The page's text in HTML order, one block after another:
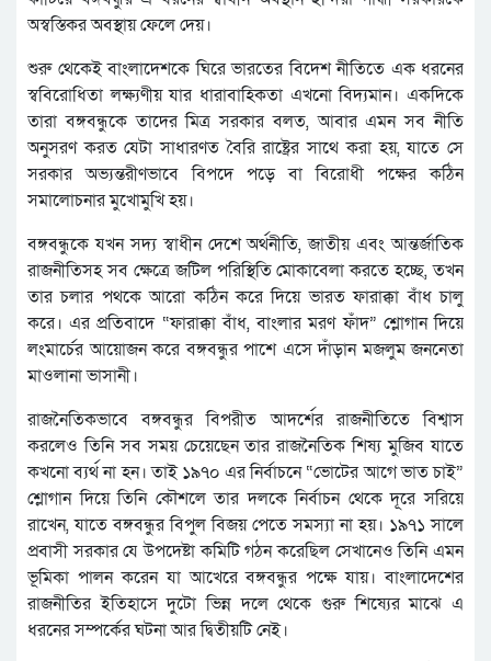
অস্বস্তিকর অবস্থায় ফেলে দেয়।
শুরু থেকেই বাংলাদেশকে ঘিরে ভারতের বিদেশ নীতিতে এক ধরনের
স্ববিরোধিতা লক্ষ্যণীয় যার ধারাবাহিকতা এখনো বিদ্যমান। একদিকে
তারা বঙ্গবন্ধুকে তাদের মিত্র সরকার বলত, আবার এমন সব নীতি
অনুসরণ করত যেটা সাধারণত বৈরি রাষ্ট্রের সাথে করা হয়, যাতে সে
সরকার অভ্যন্তরীণভাবে বিপদে পড়ে বা বিরোধী পক্ষের কঠিন
সমালোচনার মুখোমুখি হয়।
বঙ্গবন্ধুকে যখন সদ্য স্বাধীন দেশে অর্থনীতি, জাতীয় এবং আন্তর্জাতিক
রাজনীতিসহ সব ক্ষেত্রে জটিল পরিস্থিতি মোকাবেলা করতে হচ্ছে, তখন
তার চলার পথকে আরো কঠিন করে দিয়ে ভারত ফারাক্কা বাঁধ চালু
করে। এর প্রতিবাদে “ফারাক্কা বাঁধ, বাংলার মরণ ফাঁদ” শ্লোগান দিয়ে
লংমার্চের আয়োজন করে বঙ্গবন্ধুর পাশে এসে দাঁড়ান মজলুম জননেতা
মাওলানা ভাসানী।
রাজনৈতিকভাবে বঙ্গবন্ধুর বিপরীত আদর্শের রাজনীতিতে বিশ্বাস
করলেও তিনি সব সময় চেয়েছেন তার রাজনৈতিক শিষ্য মুজিব যাতে
কখনো ব্যর্থ না হন। তাই ১৯৭০ এর নির্বাচনে “ভোটের আগে ভাত চাই”
শ্লোগান দিয়ে তিনি কৌশলে তার দলকে নির্বাচন থেকে দূরে সরিয়ে
রাখেন, যাতে বঙ্গবন্ধুর বিপুল বিজয় পেতে সমস্যা না হয়। ১৯৭১ সালে
প্রবাসী সরকার যে উপদেষ্টা কমিটি গঠন করেছিল সেখানেও তিনি এমন
ভূমিকা পালন করেন যা আখেরে বঙ্গবন্ধুর পক্ষে যায়। বাংলাদেশের
রাজনীতির ইতিহাসে দুটো ভিন্ন দলে থেকে গুরু শিষ্যের মাঝে এ
ধরনের সম্পর্কের ঘটনা আর দ্বিতীয়টি নেই।